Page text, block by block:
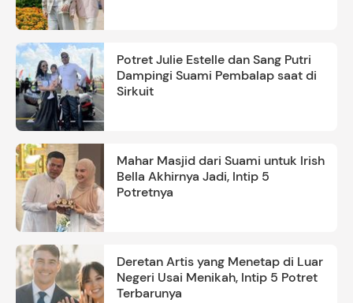
Potret Julie Estelle dan Sang Putri
Dampingi Suami Pembalap saat di
Sirkuit
Mahar Masjid dari Suami untuk Irish
Bella Akhirnya Jadi, Intip 5
Potretnya
Deretan Artis yang Menetap di Luar
Negeri Usai Menikah, Intip 5 Potret
Terbarunya